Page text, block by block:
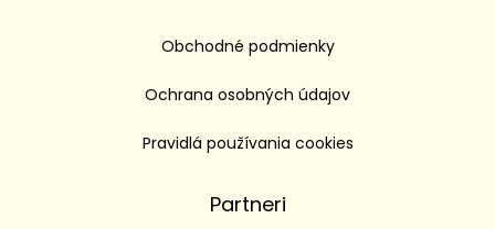
Obchodné podmienky
Ochrana osobných údajov
Pravidlá používania cookies
Partneri